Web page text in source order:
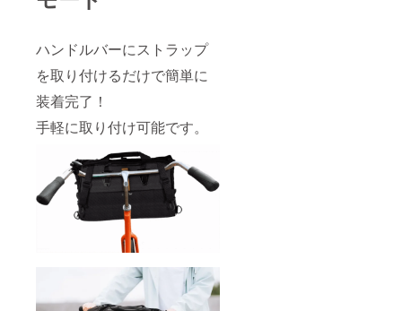
ハンドルバーにストラップ
を取り付けるだけで簡単に
装着完了！
手軽に取り付け可能です。